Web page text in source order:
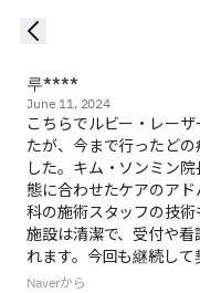
루****
June 11, 2024
こちらでルビー・レー
たが、今まで行ったど
した。キム・ソンミン
態に合わせたケアのア
科の施術スタッフの技術
施設は清潔で、受付や
れます。今回も継続して
Naverから